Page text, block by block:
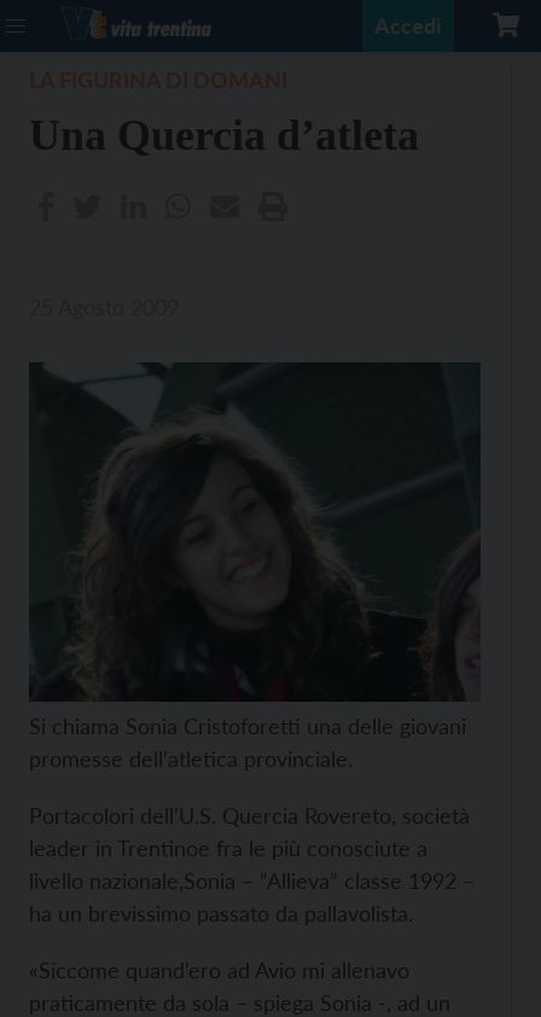
Accedi
Una Quercia d’atleta
Si chiama Sonia Cristoforetti una delle giovani
promesse dell’atletica provinciale.
Portacolori dell’U.S. Quercia Rovereto, società
leader in Trentinoe fra le più conosciute a
livello nazionale,Sonia – “Allieva” classe 1992 –
ha un brevissimo passato da pallavolista.
«Siccome quand’ero ad Avio mi allenavo
praticamente da sola – spiega Sonia -, ad un